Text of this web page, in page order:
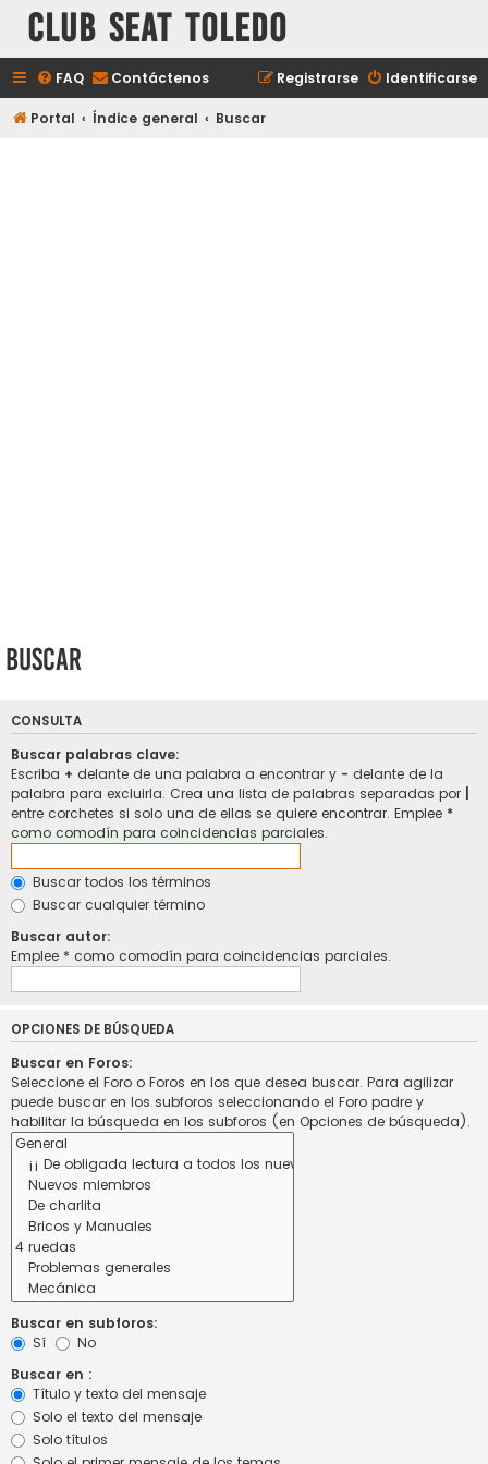
Club Seat Toledo
FAQ Contáctenos Identificarse
Registrarse
Portal Índice general Buscar
Buscar
CONSULTA
Buscar palabras clave:
Escriba + delante de una palabra a encontrar y - delante de la
palabra para excluirla. Crea una lista de palabras separadas por
entre corchetes si solo una de ellas se quiere encontrar. Emplee *
como comodín para coincidencias parciales.
Buscar todos los términos
Buscar cualquier término
Buscar autor:
Emplee * como comodín para coincidencias parciales.
OPCIONES DE BÚSQUEDA
Buscar en Foros:
Seleccione el Foro o Foros en los que desea buscar. Para agilizar
puede buscar en los subforos seleccionando el Foro padre y
habilitar la búsqueda en los subforos (en Opciones de búsqueda).
Buscar en subforos:
Sí
No
Buscar en :
Título y texto del mensaje
Solo el texto del mensaje
Solo títulos